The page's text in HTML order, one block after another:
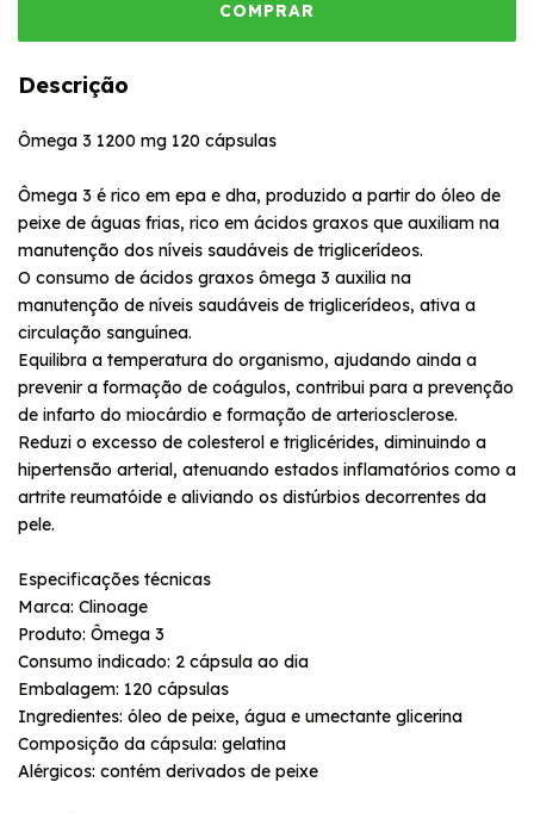
Descrição
Ômega 3 1200 mg 120 cápsulas
Ômega 3 é rico em epa e dha, produzido a partir do óleo de
peixe de águas frias, rico em ácidos graxos que auxiliam na
manutenção dos níveis saudáveis de triglicerídeos.
O consumo de ácidos graxos ômega 3 auxilia na
manutenção de níveis saudáveis de triglicerídeos, ativa a
circulação sanguínea.
Equilibra a temperatura do organismo, ajudando ainda a
prevenir a formação de coágulos, contribui para a prevenção
de infarto do miocárdio e formação de arteriosclerose.
Reduzi o excesso de colesterol e triglicérides, diminuindo a
hipertensão arterial, atenuando estados inflamatórios como a
artrite reumatóide e aliviando os distúrbios decorrentes da
pele.
Especificações técnicas
Marca: Clinoage
Produto: Ômega 3
Consumo indicado: 2 cápsula ao dia
Embalagem: 120 cápsulas
Ingredientes: óleo de peixe, água e umectante glicerina
Composição da cápsula: gelatina
Alérgicos: contém derivados de peixe